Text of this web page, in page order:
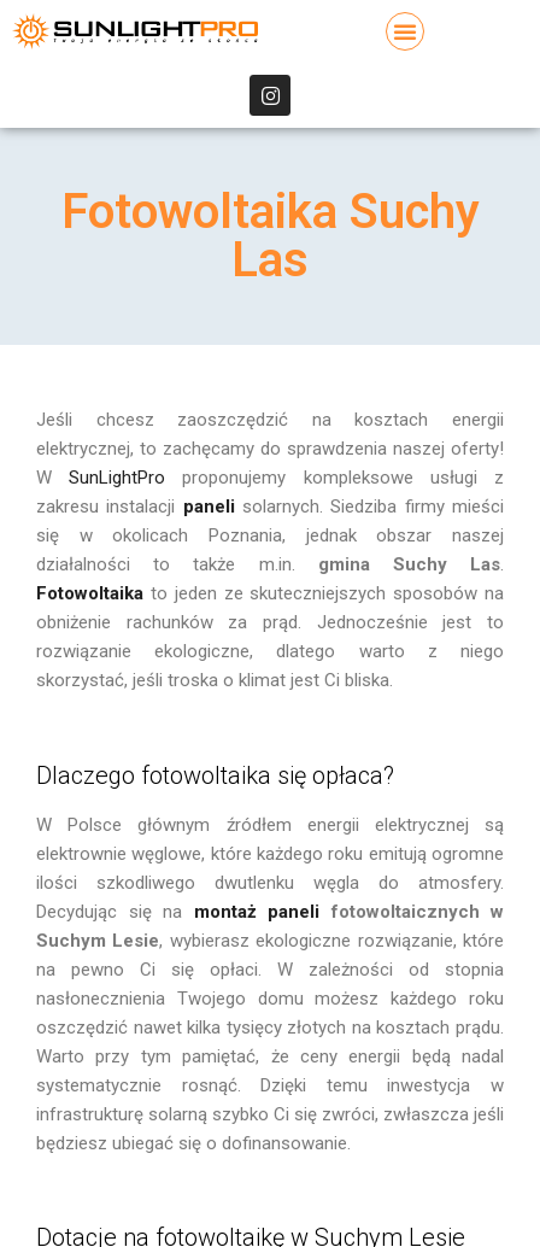
Fotowoltaika Suchy
Las
Jeśli chcesz zaoszczędzić na kosztach energii
elektrycznej, to zachęcamy do sprawdzenia naszej oferty!
WSunLightPro proponujemy kompleksowe usługi z
zakresu instalacji paneli solarnych. Siedziba firmy mieści
się w okolicach Poznania, jednak obszar naszej
działalności to także m.in. gmina Suchy Las.
Fotowoltaika to jeden ze skuteczniejszych sposobów na
obniżenie rachunków za prąd. Jednocześnie jest to
rozwiązanie ekologiczne, dlatego warto z niego
skorzystać, jeśli troska o klimat jest Ci bliska.
Dlaczego fotowoltaika się opłaca?
W Polsce głównym źródłem energii elektrycznej są
elektrownie węglowe, które każdego roku emitują ogromne
ilości szkodliwego dwutlenku węgla do atmosfery.
Decydując się na montaż paneli fotowoltaicznych w
Suchym Lesie, wybierasz ekologiczne rozwiązanie, które
na pewno Ci się opłaci. W zależności od stopnia
nasłonecznienia Twojego domu możesz każdego roku
oszczędzić nawet kilka tysięcy złotych na kosztach prądu.
Warto przy tym pamiętać, że ceny energii będą nadal
systematycznie rosnąć. Dzięki temu inwestycja w
infrastrukturę solarną szybko Ci się zwróci, zwłaszcza jeśli
będziesz ubiegać się o dofinansowanie.
Dotacje na fotowoltaikę w Suchym Lesie